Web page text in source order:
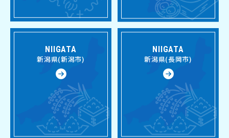
NIIGATA
新潟県(新潟市)
NIIGATA
新潟県(長岡市)